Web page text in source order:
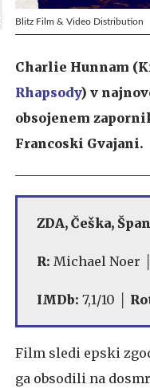
Blitz Film & Video Distribution
Charlie Hunnam
Rhapsody) v
obsojenem
Francoski Gvajani.
ZDA, Češka,
R: Michael Noer
IMDb: 7,1/10 │
Film sledi epski
ga obsodili na